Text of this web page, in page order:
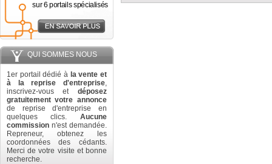
sur 6 portails spécialisés
QUI SOMMES NOUS
1er portail dédié à la vente et
à la reprise d'entreprise,
inscrivez-vous et déposez
gratuitement votre annonce
de reprise d'entreprise en
quelques clics. Aucune
commission n'est demandée.
Repreneur, obtenez les
coordonnées des cédants.
Merci de votre visite et bonne
recherche.